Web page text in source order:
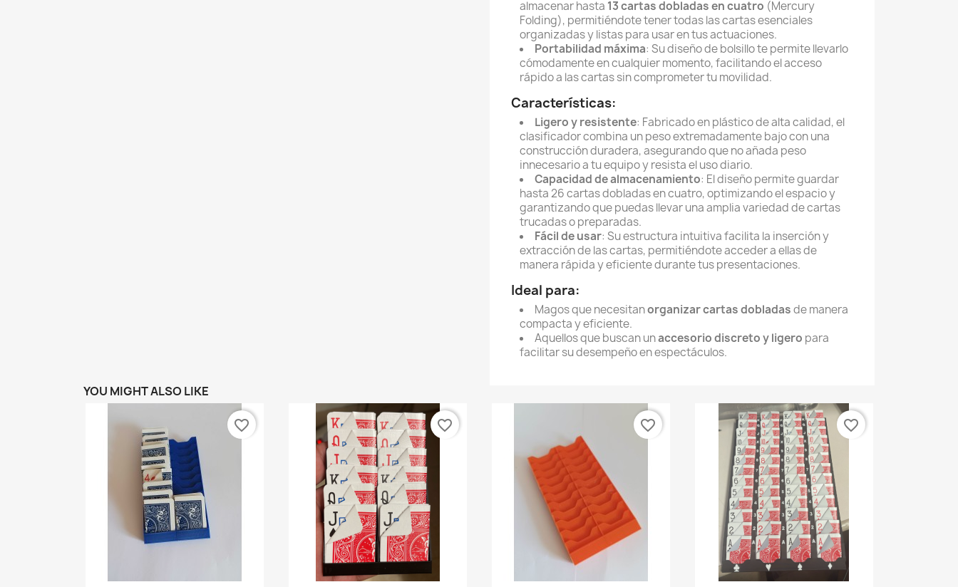
almacenar hasta 13 cartas dobladas en cuatro (Mercury
Folding), permitiéndote tener todas las cartas esenciales
organizadas y listas para usar en tus actuaciones.
Portabilidad máxima: Su diseño de bolsillo te permite llevarlo
cómodamente en cualquier momento, facilitando el acceso
rápido a las cartas sin comprometer tu movilidad.
Características:
Ligero y resistente: Fabricado en plástico de alta calidad, el
clasificador combina un peso extremadamente bajo con una
construcción duradera, asegurando que no añada peso
innecesario a tu equipo y resista el uso diario.
Capacidad de almacenamiento: El diseño permite guardar
hasta 26 cartas dobladas en cuatro, optimizando el espacio y
garantizando que puedas llevar una amplia variedad de cartas
trucadas o preparadas.
Fácil de usar: Su estructura intuitiva facilita la inserción y
extracción de las cartas, permitiéndote acceder a ellas de
manera rápida y eficiente durante tus presentaciones.
Ideal para:
Magos que necesitanorganizar cartas dobladasde manera
compacta y eficiente.
Aquellos que buscan unaccesorio discreto y ligero para
facilitar su desempeño en espectáculos.
YOU MIGHT ALSO LIKE
favorite_border favorite_border favorite_border favorite_border